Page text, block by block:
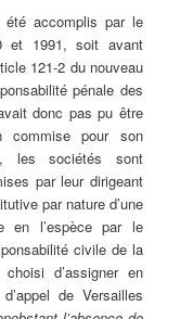
été accomplis par le
et 1991, soit avant
121-2 du nouveau
pénale des
donc pas pu être
commise pour son
les sociétés sont
par leur dirigeant
par nature d’une
en l’espèce par le
civile de la
d’assigner en
de Versailles